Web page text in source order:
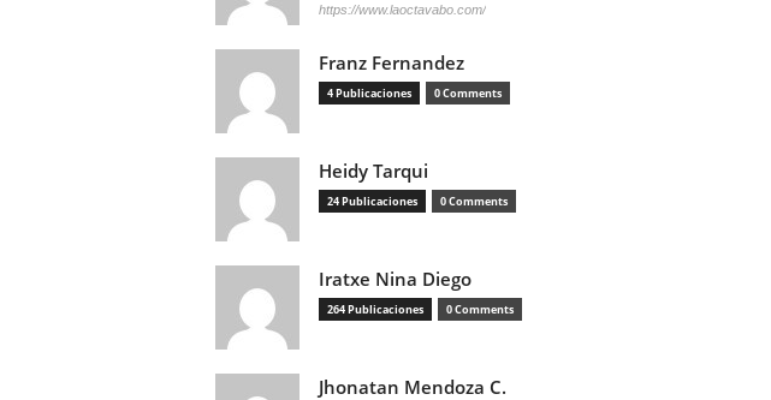
https://www.laoctavabo.com/
Franz Fernandez
4 Publicaciones 0 Comments
Heidy Tarqui
24 Publicaciones 0 Comments
Iratxe Nina Diego
264 Publicaciones 0 Comments
Jhonatan Mendoza C.